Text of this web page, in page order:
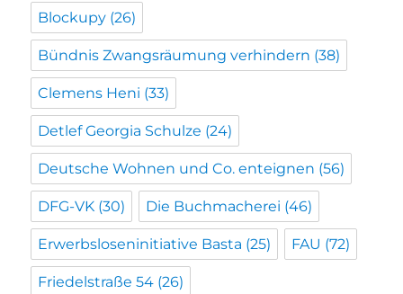
Blockupy (26)
Bündnis Zwangsräumung verhindern (38)
Clemens Heni (33)
Detlef Georgia Schulze (24)
Deutsche Wohnen und Co. enteignen (56)
DFG-VK (30) Die Buchmacherei (46)
Erwerbsloseninitiative Basta (25) FAU (72)
Friedelstraße 54 (26)